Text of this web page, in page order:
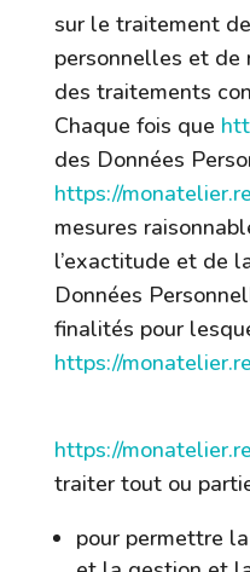
sur le traitement
personnelles et de
des traitements
Chaque fois que
des Données
https://monatelier.re
mesures
l’exactitude et de
Données
finalités pour
https://monatelier.re
https://monatelier.re
traiter tout ou
pour permettre